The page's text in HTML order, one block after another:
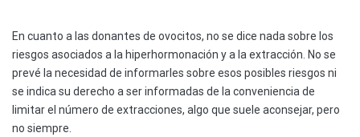
En cuanto a las donantes de ovocitos, no se dice nada sobre los
riesgos asociados a la hiperhormonación y a la extracción. No se
prevé la necesidad de informarles sobre esos posibles riesgos ni
se indica su derecho a ser informadas de la conveniencia de
limitar el número de extracciones, algo que suele aconsejar, pero
no siempre.